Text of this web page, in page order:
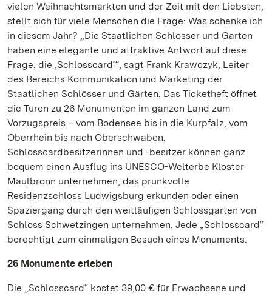
vielen Weihnachtsmärkten und der Zeit mit den Liebsten,
stellt sich für viele Menschen die Frage: Was schenke ich
in diesem Jahr? „Die Staatlichen Schlösser und Gärten
haben eine elegante und attraktive Antwort auf diese
Frage: die ‚Schlosscard‘“, sagt Frank Krawczyk, Leiter
des Bereichs Kommunikation und Marketing der
Staatlichen Schlösser und Gärten. Das Ticketheft öffnet
die Türen zu 26 Monumenten im ganzen Land zum
Vorzugspreis – vom Bodensee bis in die Kurpfalz, vom
Oberrhein bis nach Oberschwaben.
Schlosscardbesitzerinnen und -besitzer können ganz
bequem einen Ausflug ins UNESCO-Welterbe Kloster
Maulbronn unternehmen, das prunkvolle
Residenzschloss Ludwigsburg erkunden oder einen
Spaziergang durch den weitläufigen Schlossgarten von
Schloss Schwetzingen unternehmen. Jede „Schlosscard“
berechtigt zum einmaligen Besuch eines Monuments.
26 Monumente erleben
Die „Schlosscard“ kostet 39,00 € für Erwachsene und